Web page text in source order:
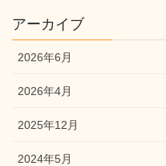
アーカイブ
2026年6月
2026年4月
2025年12月
2024年5月